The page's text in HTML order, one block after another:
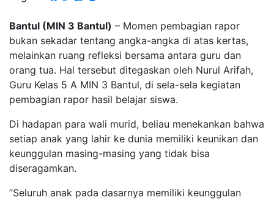
Bantul (MIN 3 Bantul) – Momen pembagian rapor
bukan sekadar tentang angka-angka di atas kertas,
melainkan ruang refleksi bersama antara guru dan
orang tua. Hal tersebut ditegaskan oleh Nurul Arifah,
Guru Kelas 5 A MIN 3 Bantul, di sela-sela kegiatan
pembagian rapor hasil belajar siswa.
​Di hadapan para wali murid, beliau menekankan bahwa
setiap anak yang lahir ke dunia memiliki keunikan dan
keunggulan masing-masing yang tidak bisa
diseragamkan.
​”Seluruh anak pada dasarnya memiliki keunggulan